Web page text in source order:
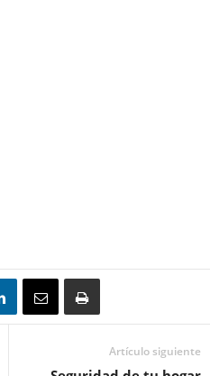
Artículo siguiente